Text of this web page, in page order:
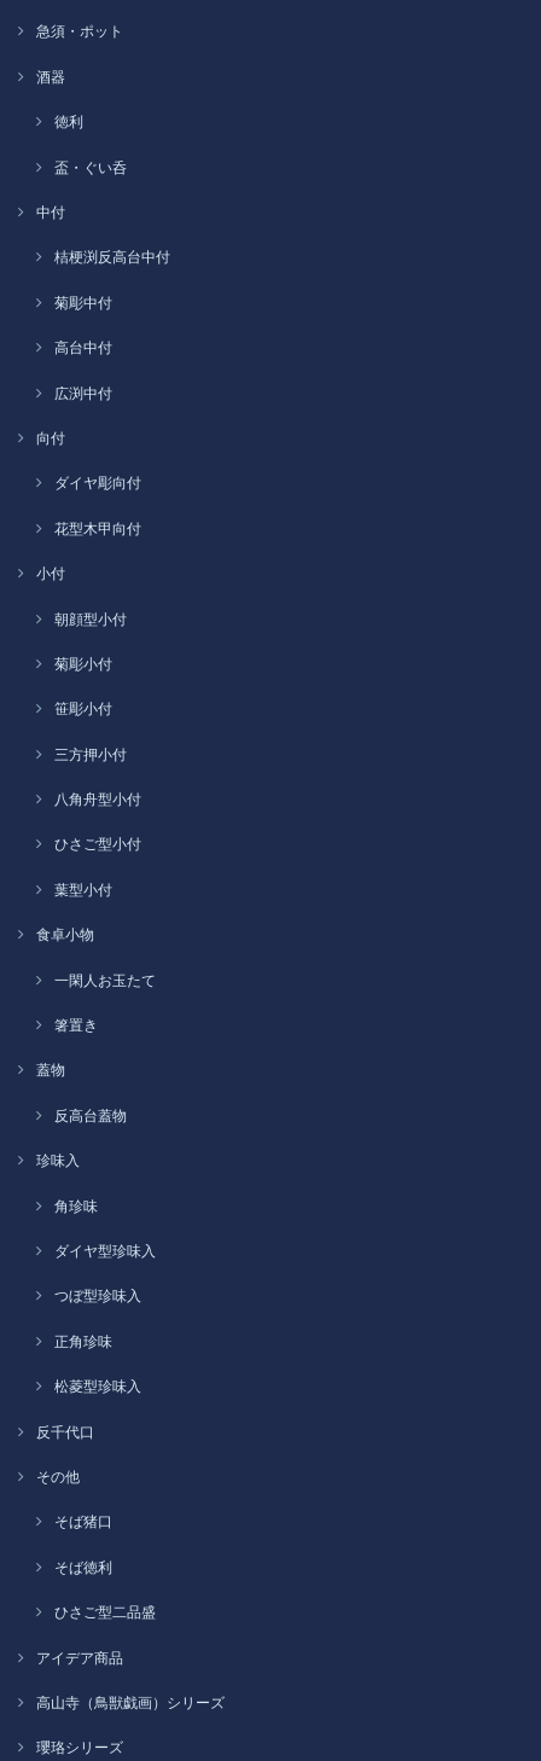
急須・ポット
酒器
徳利
盃・ぐい呑
中付
桔梗渕反高台中付
菊彫中付
高台中付
広渕中付
向付
ダイヤ彫向付
花型木甲向付
小付
朝顔型小付
菊彫小付
笹彫小付
三方押小付
八角舟型小付
ひさご型小付
葉型小付
食卓小物
一閑人お玉たて
箸置き
蓋物
反高台蓋物
珍味入
角珍味
ダイヤ型珍味入
つぼ型珍味入
正角珍味
松菱型珍味入
反千代口
その他
そば猪口
そば徳利
ひさご型二品盛
アイデア商品
高山寺（鳥獣戯画）シリーズ
瓔珞シリーズ